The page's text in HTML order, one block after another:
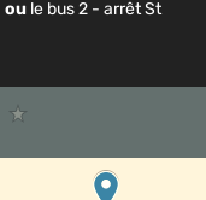
ou le bus 2 - arrêt St